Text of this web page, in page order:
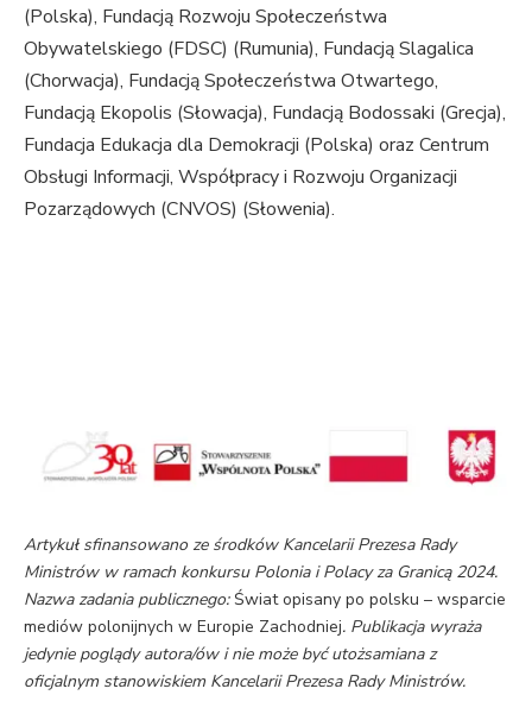
(Polska), Fundacją Rozwoju Społeczeństwa
Obywatelskiego (FDSC) (Rumunia), Fundacją Slagalica
(Chorwacja), Fundacją Społeczeństwa Otwartego,
Fundacją Ekopolis (Słowacja), Fundacją Bodossaki (Grecja),
Fundacja Edukacja dla Demokracji (Polska) oraz Centrum
Obsługi Informacji, Współpracy i Rozwoju Organizacji
Pozarządowych (CNVOS) (Słowenia).
Artykuł sfinansowano ze środków Kancelarii Prezesa Rady
Ministrów w ramach konkursu Polonia i Polacy za Granicą 2024.
Nazwa zadania publicznego:Świat opisany po polsku – wsparcie
mediów polonijnych w Europie Zachodniej. Publikacja wyraża
jedynie poglądy autora/ów i nie może być utożsamiana z
oficjalnym stanowiskiem Kancelarii Prezesa Rady Ministrów.